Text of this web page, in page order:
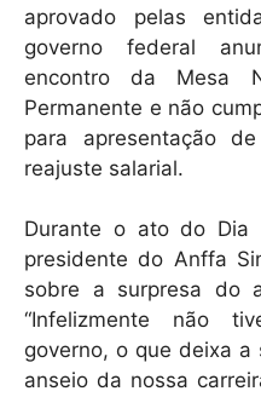
aprovado pelas
governo federal
encontro da Mesa
Permanente e não
para apresentação
reajuste salarial.
Durante o ato do Dia
presidente do Anffa
sobre a surpresa do
“Infelizmente não
governo, o que deixa
anseio da nossa